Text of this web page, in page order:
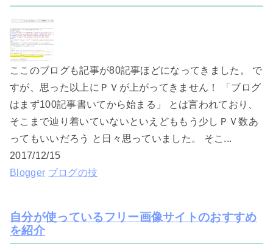
ここのブログも記事が80記事ほどになってきました。 で
すが、思った以上にＰＶが上がってきません！ 「ブログ
はまず100記事書いてから始まる」 とは言われており、
そこまで辿り着いていないといえどももう少しＰＶ数あ
ってもいいだろう と日々思っていました。 そこ...
2017/12/15
Blogger ブログの技
自分が使っているフリー画像サイトのおすすめ
を紹介